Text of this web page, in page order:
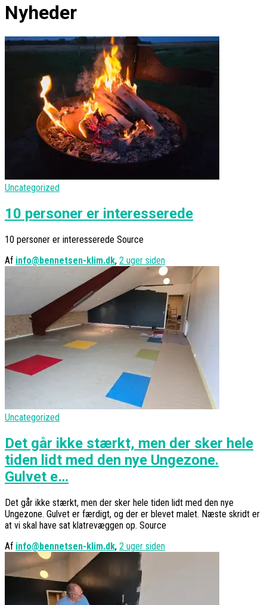
Nyheder
Uncategorized
10 personer er interesserede
10 personer er interesserede Source
Af info@bennetsen-klim.dk, 2 uger siden
Uncategorized
Det går ikke stærkt, men der sker hele
tiden lidt med den nye Ungezone.
Gulvet e…
Det går ikke stærkt, men der sker hele tiden lidt med den nye
Ungezone. Gulvet er færdigt, og der er blevet malet. Næste skridt er
at vi skal have sat klatrevæggen op. Source
Af info@bennetsen-klim.dk, 2 uger siden